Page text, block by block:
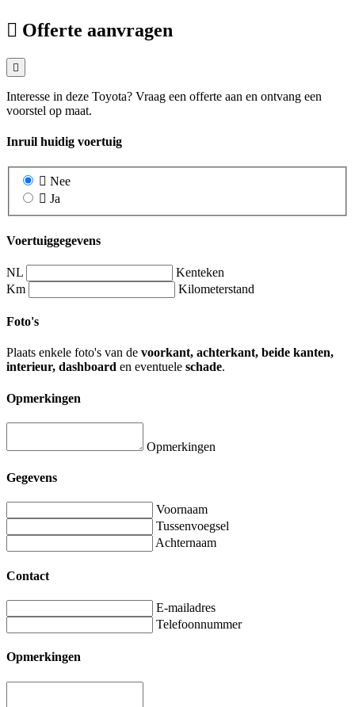
Offerte aanvragen
Interesse in deze Toyota? Vraag een offerte aan en ontvang een
voorstel op maat.
Inruil huidig voertuig
Nee
Ja
Voertuiggegevens
NL
Kenteken
Km
Kilometerstand
Foto's
Plaats enkele foto's van de voorkant, achterkant, beide kanten,
interieur, dashboard en eventuele schade.
Opmerkingen
Opmerkingen
Gegevens
Voornaam
Tussenvoegsel
Achternaam
Contact
E-mailadres
Telefoonnummer
Opmerkingen